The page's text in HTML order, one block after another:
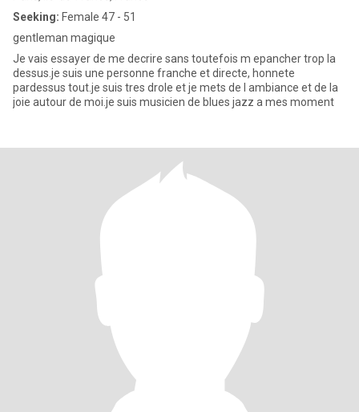
Seeking: Female 47 - 51
gentleman magique
Je vais essayer de me decrire sans toutefois m epancher trop la
dessus.je suis une personne franche et directe, honnete
pardessus tout.je suis tres drole et je mets de l ambiance et de la
joie autour de moi.je suis musicien de blues jazz a mes moment